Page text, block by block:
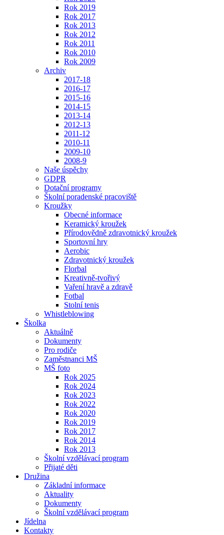
Rok 2019
Rok 2017
Rok 2013
Rok 2012
Rok 2011
Rok 2010
Rok 2009
Archiv
2017-18
2016-17
2015-16
2014-15
2013-14
2012-13
2011-12
2010-11
2009-10
2008-9
Naše úspěchy
GDPR
Dotační programy
Školní poradenské pracoviště
Kroužky
Obecné informace
Keramický kroužek
Přírodovědně zdravotnický kroužek
Sportovní hry
Aerobic
Zdravotnický kroužek
Florbal
Kreativně-tvořivý
Vaření hravě a zdravě
Fotbal
Stolní tenis
Whistleblowing
Školka
Aktuálně
Dokumenty
Pro rodiče
Zaměstnanci MŠ
MŠ foto
Rok 2025
Rok 2024
Rok 2023
Rok 2022
Rok 2020
Rok 2019
Rok 2017
Rok 2014
Rok 2013
Školní vzdělávací program
Přijaté děti
Družina
Základní informace
Aktuality
Dokumenty
Školní vzdělávací program
Jídelna
Kontakty